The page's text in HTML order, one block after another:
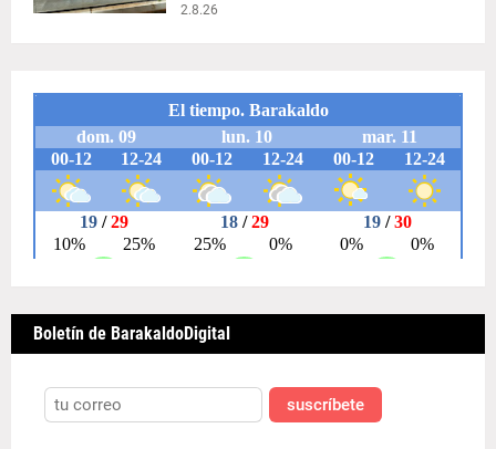
2.8.26
Boletín de BarakaldoDigital
suscríbete